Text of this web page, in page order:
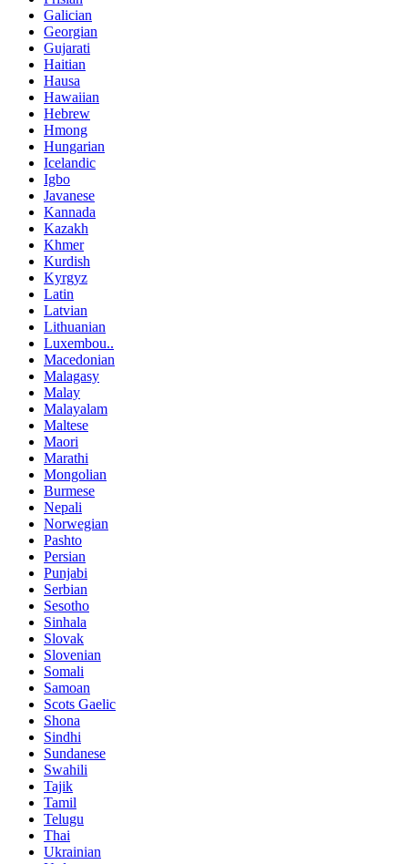
Galician
Georgian
Gujarati
Haitian
Hausa
Hawaiian
Hebrew
Hmong
Hungarian
Icelandic
Igbo
Javanese
Kannada
Kazakh
Khmer
Kurdish
Kyrgyz
Latin
Latvian
Lithuanian
Luxembou..
Macedonian
Malagasy
Malay
Malayalam
Maltese
Maori
Marathi
Mongolian
Burmese
Nepali
Norwegian
Pashto
Persian
Punjabi
Serbian
Sesotho
Sinhala
Slovak
Slovenian
Somali
Samoan
Scots Gaelic
Shona
Sindhi
Sundanese
Swahili
Tajik
Tamil
Telugu
Thai
Ukrainian